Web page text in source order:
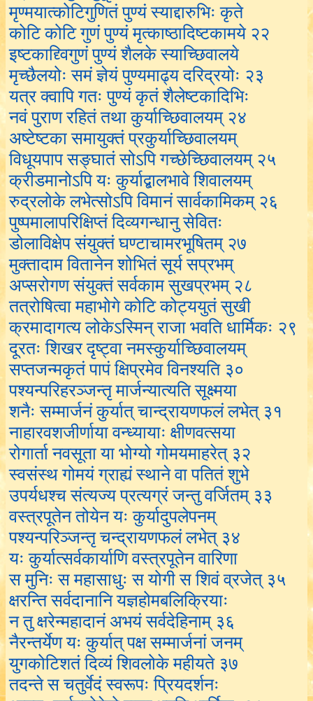
मृण्मयात्कोटिगुणितं पुण्यं स्याद्दारुभिः कृते
कोटि कोटि गुणं पुण्यं मृत्काष्ठादिष्टकामये २२
इष्टकाद्द्विगुणं पुण्यं शैलके स्याच्छिवालये
मृच्छैलयोः समं ज्ञेयं पुण्यमाढ्य दरिद्रयोः २३
यत्र क्वापि गतः पुण्यं कृतं शैलेष्टकादिभिः
नवं पुराण रहितं तथा कुर्याच्छिवालयम् २४
अष्टेष्टका समायुक्तं प्रकुर्याच्छिवालयम्
विधूयपाप सङ्घातं सोऽपि गच्छेच्छिवालयम् २५
क्रीडमानोऽपि यः कुर्याद्बालभावे शिवालयम्
रुद्रलोके लभेत्सोऽपि विमानं सार्वकामिकम् २६
पुष्पमालापरिक्षिप्तं दिव्यगन्धानु सेवितः
डोलाविक्षेप संयुक्तं घण्टाचामरभूषितम् २७
मुक्तादाम वितानेन शोभितं सूर्य सप्रभम्
अप्सरोगण संयुक्तं सर्वकाम सुखप्रभम् २८
तत्रोषित्वा महाभोगे कोटि कोट्ययुतं सुखी
क्रमादागत्य लोकेऽस्मिन् राजा भवति धार्मिकः २९
दूरतः शिखर दृष्ट्वा नमस्कुर्याच्छिवालयम्
सप्तजन्मकृतं पापं क्षिप्रमेव विनश्यति ३०
पश्यन्परिहरञ्जन्तृ मार्जन्यात्यति सूक्ष्मया
शनैः सम्मार्जनं कुर्यात् चान्द्रायणफलं लभेत् ३१
नाहारवशजीर्णाया वन्ध्यायाः क्षीणवत्सया
रोगार्ता नवसूता या भोग्यो गोमयमाहरेत् ३२
स्वसंस्थ गोमयं ग्राह्यं स्थाने वा पतितं शुभे
उपर्यधश्च संत्यज्य प्रत्यग्रं जन्तु वर्जितम् ३३
वस्त्रपूतेन तोयेन यः कुर्यादुपलेपनम्
पश्यन्परिञ्जन्तृ चन्द्रायणफलं लभेत् ३४
यः कुर्यात्सर्वकार्याणि वस्त्रपूतेन वारिणा
स मुनिः स महासाधुः स योगी स शिवं व्रजेत् ३५
क्षरन्ति सर्वदानानि यज्ञहोमबलिक्रियाः
न तु क्षरेन्महादानं अभयं सर्वदेहिनाम् ३६
नैरन्तर्येण यः कुर्यात् पक्ष सम्मार्जनां जनम्
युगकोटिशतं दिव्यं शिवलोके महीयते ३७
तदन्ते स चतुर्वेदं स्वरूपः प्रियदर्शनः